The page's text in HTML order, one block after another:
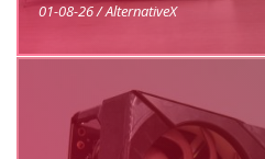
01-08-26 / AlternativeX